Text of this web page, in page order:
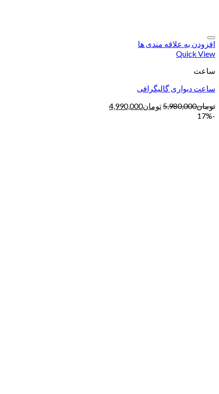
افزودن به علاقه مندی ها
Quick View
ساعت
ساعت دیواری گالیگرافی
تومان5,980,000تومان4,990,000
-17%